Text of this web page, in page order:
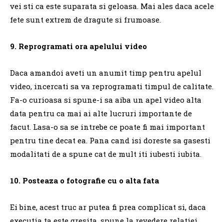
vei sti ca este suparata si geloasa. Mai ales daca acele
fete sunt extrem de dragute si frumoase.
9. Reprogramati ora apelului video
Daca amandoi aveti un anumit timp pentru apelul
video, incercati sa va reprogramati timpul de calitate.
Fa-o curioasa si spune-i sa aiba un apel video alta
data pentru ca mai ai alte lucruri importante de
facut. Lasa-o sa se intrebe ce poate fi mai important
pentru tine decat ea. Pana cand isi doreste sa gasesti
modalitati de a spune cat de mult iti iubesti iubita.
10. Posteaza o fotografie cu o alta fata
Ei bine, acest truc ar putea fi prea complicat si, daca